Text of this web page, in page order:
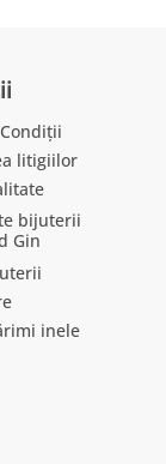
litigiilor
bijuterii
Gin
inele